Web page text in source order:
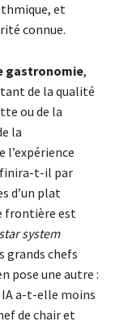
et
connue.
gastronomie,
de la qualité
ou de la
la
l’expérience
finira-t-il par
d’un plat
frontière est
star system
grands chefs
pose une autre :
a-t-elle moins
de chair et